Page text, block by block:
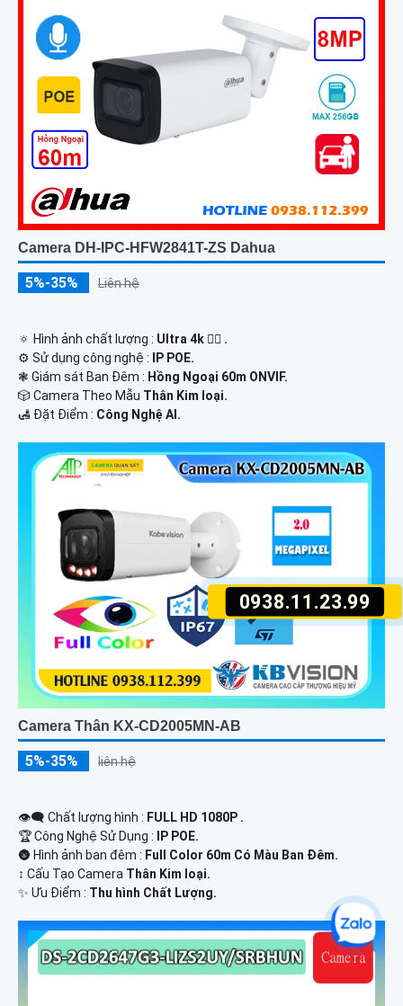
0938.11.23.99
Camera DH-IPC-HFW2841T-ZS Dahua
5%-35% Liên hệ
🔅 Hình ảnh chất lượng : Ultra 4k 👍🏾 .
⚙ Sử dụng công nghệ :
IP POE.
❃ Giám sát Ban Đêm : Hồng Ngoại 60m ONVIF.
🎲 Camera Theo Mẫu Thân Kim loại.
️🛃 Đặt Điểm : Công Nghệ AI.
Camera Thân KX-CD2005MN-AB
5%-35% liên hệ
👁️‍🗨 Chất lượng hình : FULL HD 1080P .
🏆 Công Nghệ Sử Dụng :
IP POE.
🌚 Hình ảnh ban đêm : Full Color 60m Có Màu Ban Ðêm.
↕️ Cấu Tạo Camera Thân Kim loại.
️✨ Ưu Điểm : Thu hình Chất Lượng.